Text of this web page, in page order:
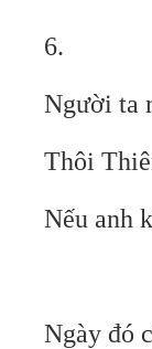
6.
Người ta
Thôi
Nếu anh
Ngày đó